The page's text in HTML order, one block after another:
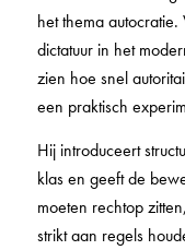
het thema
dictatuur in het
zien hoe snel
een praktisch
Hij introduceert
klas en geeft de
moeten rechtop
strikt aan regels